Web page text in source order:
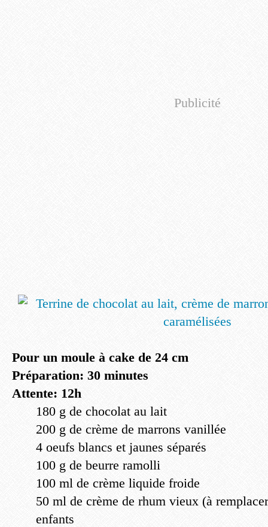
Publicité
Pour un moule à cake de 24 cm
Préparation: 30 minutes
Attente: 12h
180 g de chocolat au lait
200 g de crème de marrons vanillée
4 oeufs blancs et jaunes séparés
100 g de beurre ramolli
100 ml de crème liquide froide
50 ml de crème de rhum vieux (à
enfants